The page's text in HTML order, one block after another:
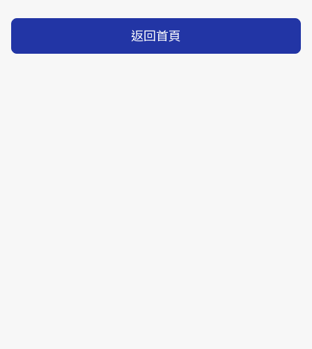
返回首頁